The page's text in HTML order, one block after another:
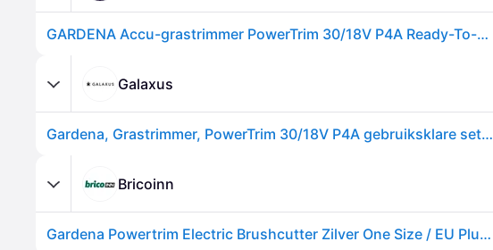
GARDENA Accu-grastrimmer PowerTrim 30/18V P4A Ready-To-Use Set
Galaxus
Gardena, Grastrimmer, PowerTrim 30/18V P4A gebruiksklare set (Onkruidverdelgers)
Bricoinn
Gardena Powertrim Electric Brushcutter Zilver One Size / EU Plug 220V